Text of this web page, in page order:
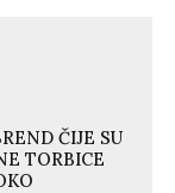
ČIJE SU
TORBICE